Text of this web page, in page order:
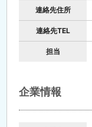
連絡先住所
連絡先TEL
担当
企業情報